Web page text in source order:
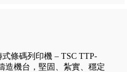
條碼列印機 – TSC TTP-
造機台，堅固、紮實、穩定